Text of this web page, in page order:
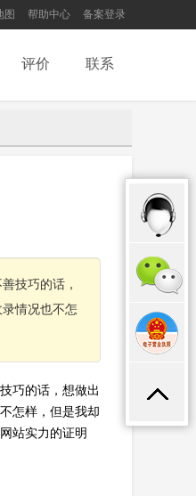
图 帮助中心 备案登录
评价 联系
技巧的话，
情况也不怎
巧的话，想做出
怎样，但是我却
站实力的证明